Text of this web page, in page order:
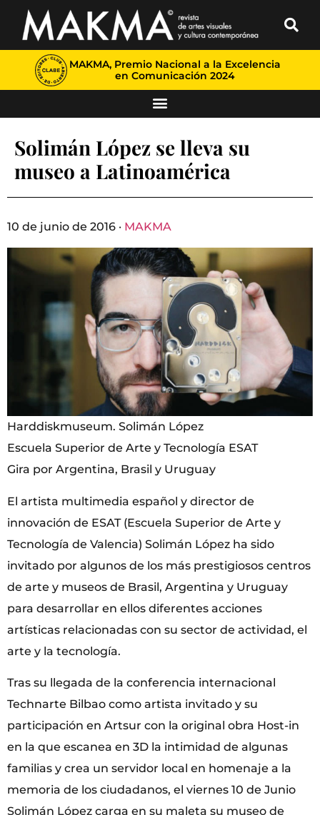
MAKMA, Premio Nacional a la Excelencia
en Comunicación 2024
Solimán López se lleva su
museo a Latinoamérica
10 de junio de 2016 · MAKMA
Harddiskmuseum. Solimán López
Escuela Superior de Arte y Tecnología ESAT
Gira por Argentina, Brasil y Uruguay
El artista multimedia español y director de
innovación de ESAT (Escuela Superior de Arte y
Tecnología de Valencia) Solimán López ha sido
invitado por algunos de los más prestigiosos centros
de arte y museos de Brasil, Argentina y Uruguay
para desarrollar en ellos diferentes acciones
artísticas relacionadas con su sector de actividad, el
arte y la tecnología.
Tras su llegada de la conferencia internacional
Technarte Bilbao como artista invitado y su
participación en Artsur con la original obra Host-in
en la que escanea en 3D la intimidad de algunas
familias y crea un servidor local en homenaje a la
memoria de los ciudadanos, el viernes 10 de Junio
Solimán López carga en su maleta su museo de